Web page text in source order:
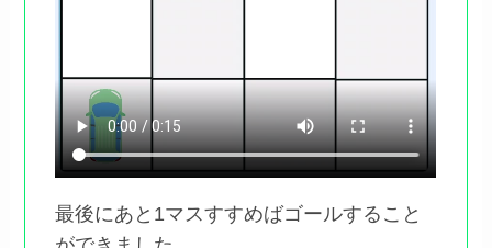
最後にあと1マスすすめばゴールすること